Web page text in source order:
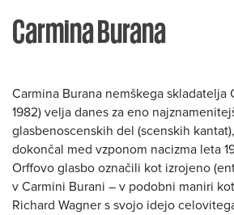
Carmina Burana
Carmina Burana nemškega skladatelja
1982) velja danes za eno
glasbenoscenskih del (scenskih
dokončal med vzponom nacizma leta
Orffovo glasbo označili kot izrojeno
v Carmini Burani – v podobni maniri
Richard Wagner s svojo idejo